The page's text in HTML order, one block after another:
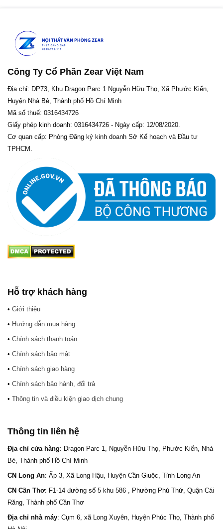
Công Ty Cổ Phần Zear Việt Nam
Địa chỉ: DP73, Khu Dragon Parc 1 Nguyễn Hữu Thọ, Xã Phước Kiển,
Huyện Nhà Bè, Thành phố Hồ Chí Minh
Mã số thuế: 0316434726
Giấy phép kinh doanh: 0316434726 - Ngày cấp: 12/08/2020.
Cơ quan cấp: Phòng Đăng ký kinh doanh Sở Kế hoạch và Đầu tư
TPHCM.
Hỗ trợ khách hàng
• Giới thiệu
• Hướng dẫn mua hàng
• Chính sách thanh toán
• Chính sách bảo mật
• Chính sách giao hàng
• Chính sách bảo hành, đổi trả
• Thông tin và điều kiện giao dịch chung
Thông tin liên hệ
Địa chỉ cửa hàng: Dragon Parc 1, Nguyễn Hữu Thọ, Phước Kiển, Nhà
Bè, Thành phố Hồ Chí Minh
CN Long An: Ấp 3, Xã Long Hậu, Huyện Cần Giuộc, Tỉnh Long An
CN Cần Thơ: F1-14 đường số 5 khu 586 , Phường Phú Thứ, Quận Cái
Răng, Thành phố Cần Thơ
Địa chỉ nhà máy: Cụm 6, xã Long Xuyên, Huyện Phúc Thọ, Thành phố